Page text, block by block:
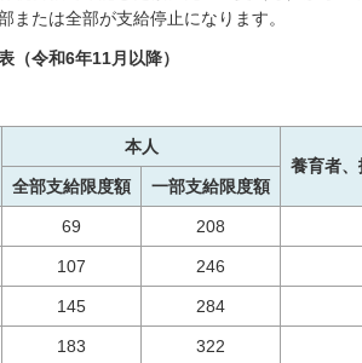
または全部が支給停止になります。
（令和6年11月以降）
本人
養育者
全部支給限度額
一部支給限度額
69 208
107 246
145 284
183 322